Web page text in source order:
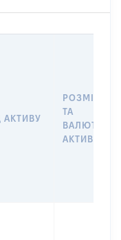
АКТИВУ
РОЗМІР
ТА
ВАЛЮТА
АКТИВУ